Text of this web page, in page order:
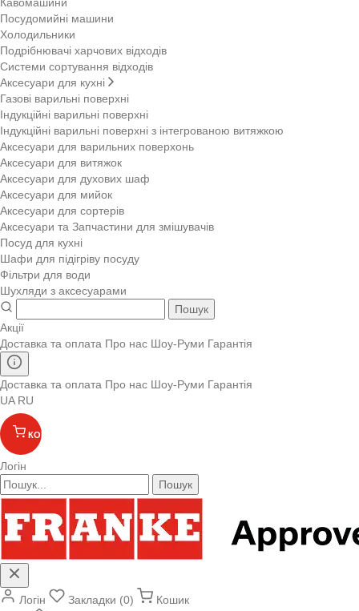
Посудомийні машини
Холодильники
Подрібнювачі харчових відходів
Системи сортування відходів
Аксесуари для кухні
Газові варильні поверхні
Індукційні варильні поверхні
Індукційні варильні поверхні з інтегрованою витяжкою
Аксесуари для варильних поверхонь
Аксесуари для витяжок
Аксесуари для духових шаф
Аксесуари для мийок
Аксесуари для сортерів
Аксесуари та Запчастини для змішувачів
Посуд для кухні
Шафи для підігріву посуду
Фільтри для води
Шухляди з аксесуарами
Пошук
Акції
Доставка та оплата Про нас Шоу-Руми Гарантія
Доставка та оплата Про нас Шоу-Руми Гарантія
UA RU
КОШИК
Логін
Пошук
Логін Закладки (0)
Кошик